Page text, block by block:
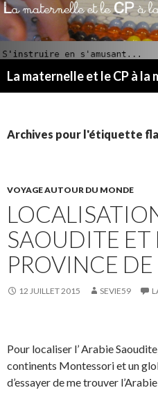
La maternelle et le CP à la
PRINCIPAL
Archives pour l'étiquette
VOYAGE AUTOUR DU MONDE
SAOUDITE ET
PROVINCE
12 JUILLET 2015 SEVIE59
Pour localiser l’ Arabie
continents Montessori et un
d’essayer de me trouver